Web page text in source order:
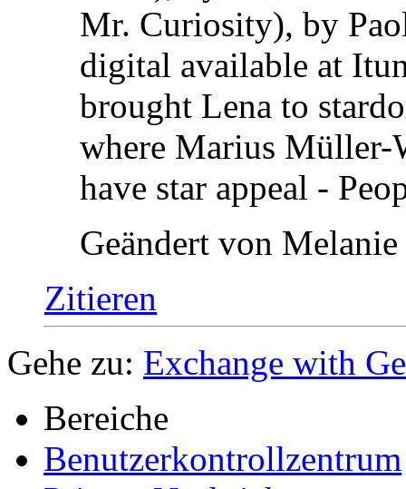
Mr. Curiosity), by
digital available at
brought Lena to
where Marius Müller-
have star appeal -
Geändert von
Zitieren
Gehe zu: Exchange with
Bereiche
Benutzerkontrollzentrum